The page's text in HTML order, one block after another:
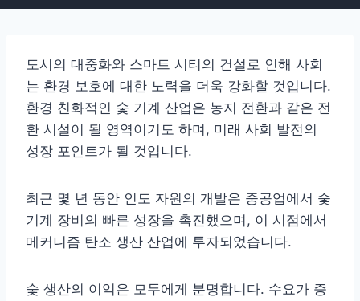
도시의 대중화와 스마트 시티의 건설로 인해 사회
는 환경 보호에 대한 노력을 더욱 강화할 것입니다.
환경 친화적인 숯 기계 산업은 농지 전환과 같은 전
환 시설이 될 영역이기도 하며, 미래 사회 발전의
성장 포인트가 될 것입니다.
최근 몇 년 동안 인도 자원의 개발은 중공업에서 숯
기계 장비의 빠른 성장을 촉진했으며, 이 시점에서
메커니즘 탄소 생산 산업에 투자되었습니다.
숯 생산의 이익은 모두에게 분명합니다. 수요가 증